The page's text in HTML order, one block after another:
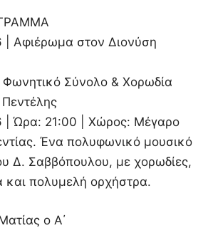
Αφιέρωμα στον Διονύση
Φωνητικό Σύνολο & Χορωδία
| Ώρα: 21:00 | Χώρος: Μέγαρο
Ένα πολυφωνικό μουσικό
Δ. Σαββόπουλου, με χορωδίες,
πολυμελή ορχήστρα.
ο Α΄